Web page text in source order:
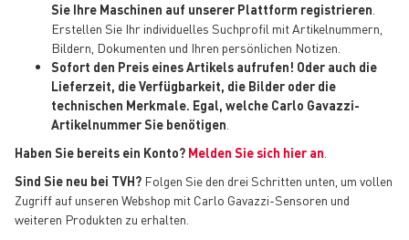
Sie Ihre Maschinen auf unserer Plattform registrieren
Erstellen Sie Ihr individuelles Suchprofil mit Artikelnummern,
Bildern, Dokumenten und Ihren persönlichen Notizen.
Sofort den Preis eines Artikels aufrufen! Oder auch die
Lieferzeit, die Verfügbarkeit, die Bilder oder die
technischen Merkmale. Egal, welche Carlo Gavazzi-
Artikelnummer Sie benötigen
Haben Sie bereits ein Konto? Melden Sie sich hier an
Sind Sie neu bei TVH? Folgen Sie den drei Schritten unten, um vollen
Zugriff auf unseren Webshop mit Carlo Gavazzi-Sensoren und
weiteren Produkten zu erhalten.